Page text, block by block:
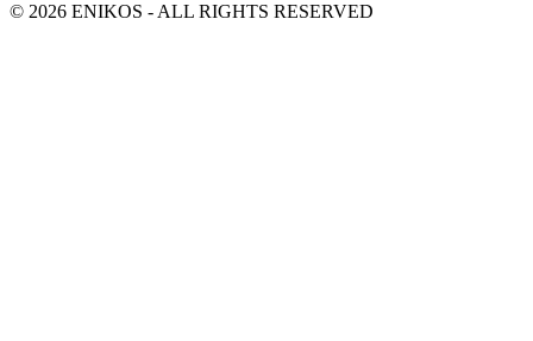
© 2026 ENIKOS - ALL RIGHTS RESERVED